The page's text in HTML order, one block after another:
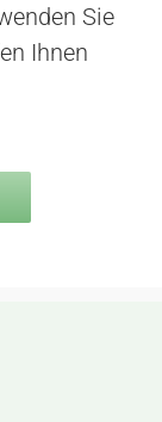
Sie
Ihnen